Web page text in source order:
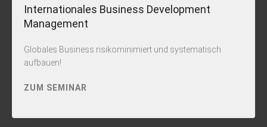
Internationales Business Development
Management
Globales Business risikominimiert und systematisch
aufbauen!
ZUM SEMINAR